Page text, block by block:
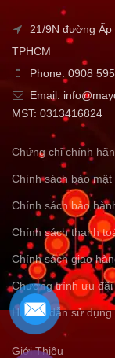
21/9N đường Ấp
TPHCM
Phone: 0908
Email:
MST: 0313416824
Chứng chỉ chính
Chính sách bảo mật
Chính sách bảo
Chính sách thanh
Chính sách giao
Chương trình ưu đãi
Hướng dẫn sử dụng
Giới Thiệu